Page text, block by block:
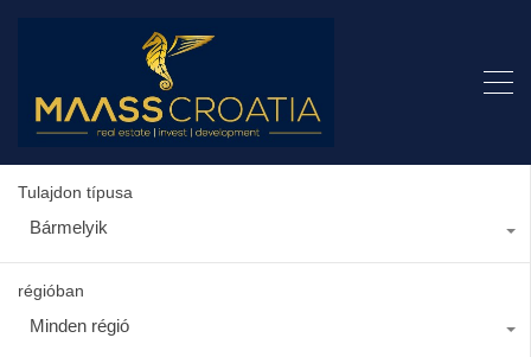
Tulajdon típusa
Bármelyik
régióban
Minden régió